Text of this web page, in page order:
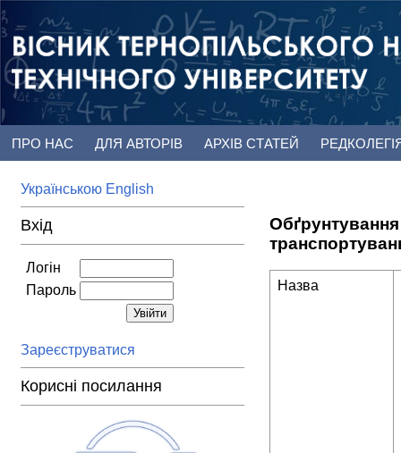
ПРО НАС ДЛЯ АВТОРІВ АРХІВ СТАТЕЙ
Українською English
Вхід
Логін
Пароль
Зареєструватися
Корисні посилання
Назва